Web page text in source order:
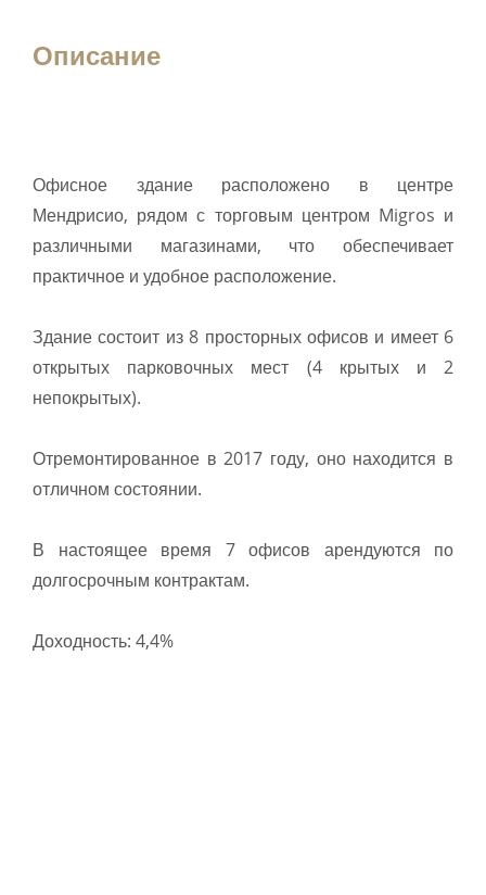
Описание
Офисное здание расположено в центре
Мендрисио, рядом с торговым центром Migros и
различными магазинами, что обеспечивает
практичное и удобное расположение.
Здание состоит из 8 просторных офисов и имеет 6
открытых парковочных мест (4 крытых и 2
непокрытых).
Отремонтированное в 2017 году, оно находится в
отличном состоянии.
В настоящее время 7 офисов арендуются по
долгосрочным контрактам.
Доходность: 4,4%